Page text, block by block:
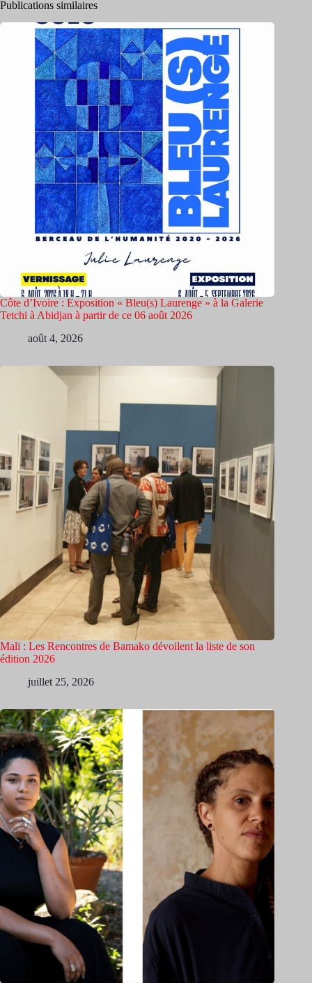
Publications similaires
Côte d’Ivoire : Exposition « Bleu(s) Laurenge » à la Galerie
Tetchi à Abidjan à partir de ce 06 août 2026
août 4, 2026
Mali : Les Rencontres de Bamako dévoilent la liste de son
édition 2026
juillet 25, 2026